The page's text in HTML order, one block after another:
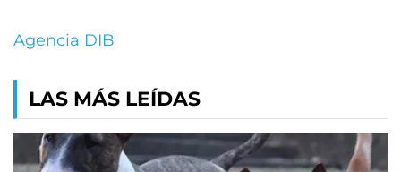
Agencia DIB
LAS MÁS LEÍDAS